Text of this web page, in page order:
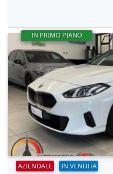
IN PRIMO PIANO
AZIENDALE IN VENDITA